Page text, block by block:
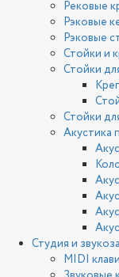
Рековые
Рэковые
Рэковые
Стойки и
Стойки
Стойки
Акустика
Студия и
MIDI